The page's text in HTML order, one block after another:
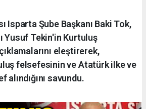
Isparta Şube Başkanı Baki Tok,
Yusuf Tekin'in Kurtuluş
eleştirerek,
felsefesinin ve Atatürk ilke ve
savundu.